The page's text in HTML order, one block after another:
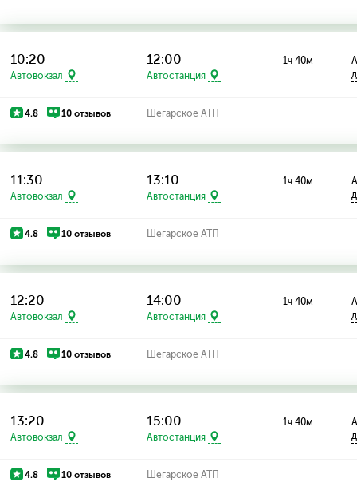
10:20
Автовокзал
12:00
Автостанция
1ч 40м
4.8 10 отзывов Шегарское АТП
11:30
Автовокзал
13:10
Автостанция
1ч 40м
4.8 10 отзывов Шегарское АТП
12:20
Автовокзал
14:00
Автостанция
1ч 40м
4.8 10 отзывов Шегарское АТП
13:20
Автовокзал
15:00
Автостанция
1ч 40м
4.8 10 отзывов Шегарское АТП